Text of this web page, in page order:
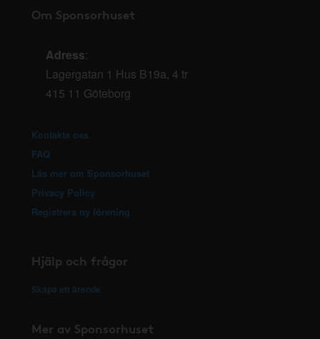
Om Sponsorhuset
Adress:
Lagergatan 1 Hus B19a, 4 tr
415 11 Göteborg
Kontakta oss
FAQ
Läs mer om Sponsorhuset
Privacy Policy
Registrera ny förening
Hjälp och frågor
Skapa ett ärende
Mer av Sponsorhuset